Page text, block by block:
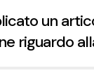
un
riguardo